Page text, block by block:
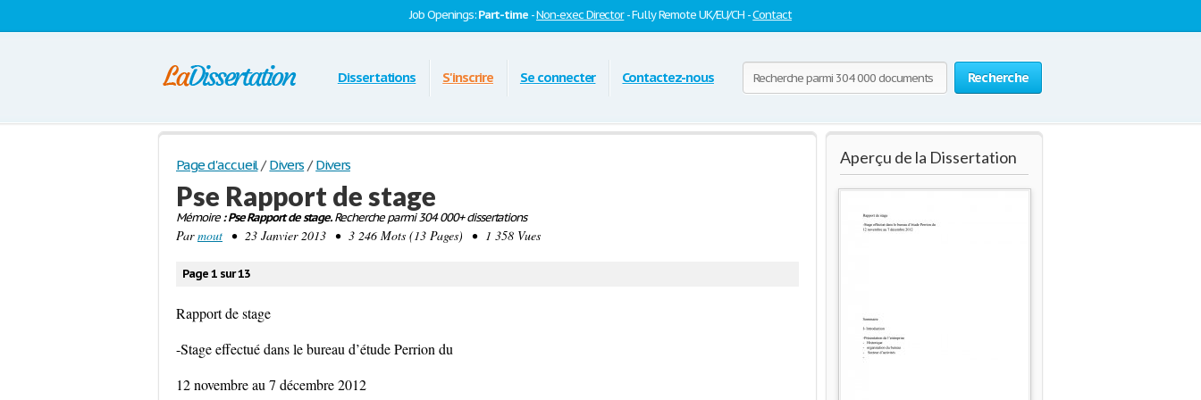
Job Openings:Part-time -Non-exec Director- Fully Remote UK/EU/CH -Contact
Recherche
Dissertations S'inscrire Se connecter Contactez-nous
Page d'accueil / Divers / Divers
Pse Rapport de stage
Mémoire: Pse Rapport de stage.Recherche parmi 304 000+ dissertations
Parmout • 23 Janvier 2013 • 3 246 Mots (13 Pages) • 1 358 Vues
Page 1 sur 13
Rapport de stage
-Stage effectué dans le bureau d’étude Perrion du
12 novembre au 7 décembre 2012
Aperçu de la Dissertation